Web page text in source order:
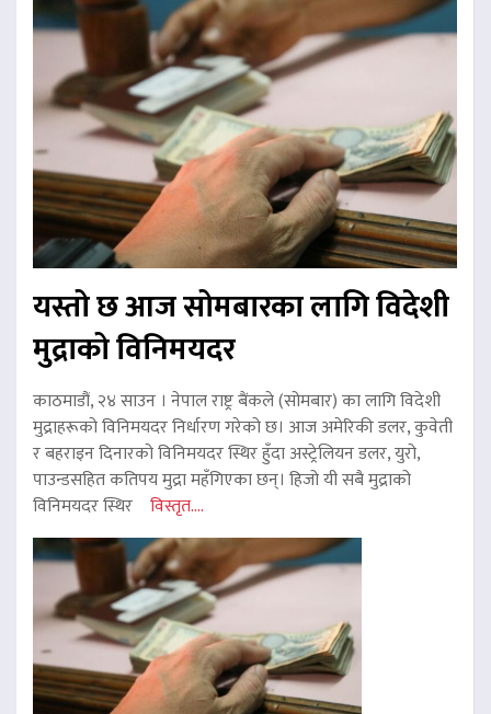
यस्तो छ आज सोमबारका लागि विदेशी
मुद्राको विनिमयदर
काठमाडौं, २४ साउन । नेपाल राष्ट्र बैंकले (सोमबार) का लागि विदेशी
मुद्राहरूको विनिमयदर निर्धारण गरेको छ। आज अमेरिकी डलर, कुवेती
र बहराइन दिनारको विनिमयदर स्थिर हुँदा अस्ट्रेलियन डलर, युरो,
पाउन्डसहित कतिपय मुद्रा महँगिएका छन्। हिजो यी सबै मुद्राको
विनिमयदर स्थिर विस्तृत....